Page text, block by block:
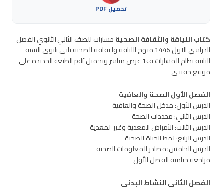
تحميل PDF
كتاب اللياقة والثقافة الصحيةمسارات للصف الثاني الثانوي الفصل
الدراسي الاول 1446 منهج اللياقه والثقافه الصحيه ثاني ثانوي السنة
الثانية نظام المسارات ف1 عرض مباشر وتحميل pdf الطبعة الجديدة على
موقع حقيبتي
الفصل الأول الصحة والعافية
الدرس الأول: مدخل الصحة والعافية
الدرس الثاني: محددات الصحة
الدرس الثالث: الأمراض المعدية وغير المعدية
الدرس الرابع: نمط الحياة الصحية
الدرس الخامس: مصادر المعلومات الصحية
مراجعة ختامية للفصل الأول
الفصل الثاني النشاط البدني